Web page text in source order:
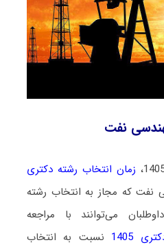
نفت
زمان انتخاب رشته دکتری
نفت که مجاز به انتخاب رشته
می‌توانند با مراجعه
1405
نسبت به انتخاب